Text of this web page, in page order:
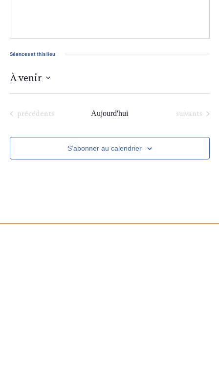
Séances at this lieu
À venir
une
Séances
précédents Aujourd'hui Séances
suivants
S’abonner au calendrier